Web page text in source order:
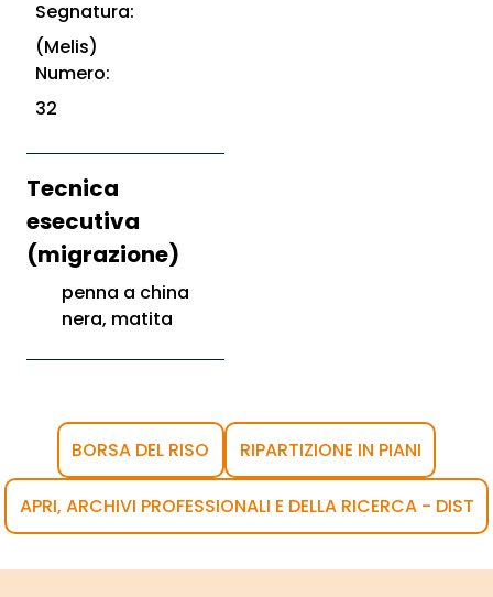
Segnatura:
(Melis)
Numero:
32
Tecnica
esecutiva
(migrazione)
penna a china
nera, matita
BORSA DEL RISO RIPARTIZIONE IN PIANI
APRI, ARCHIVI PROFESSIONALI E DELLA RICERCA - DIST